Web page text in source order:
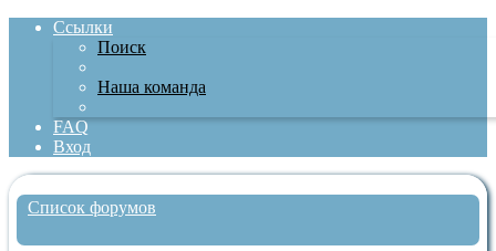
Ссылки
Поиск
Наша команда
FAQ
Вход
Список форумов